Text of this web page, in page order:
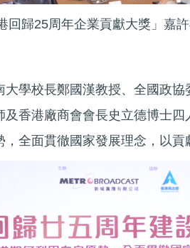
回歸25周年企業貢獻大獎」嘉
大學校長鄭國漢教授、全國政
及香港廠商會會長史立德博士
全面貫徹國家發展理念，以貢